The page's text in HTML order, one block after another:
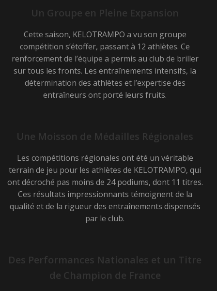
Un Groupe en Pleine Expansion
Cette saison, KELOTRAMPO a vu son groupe
compétition s’étoffer, passant à 12 athlètes. Ce
renforcement de l’équipe a permis au club de briller
sur tous les fronts. Les entraînements intensifs, la
détermination des athlètes et l’expertise des
entraîneurs ont porté leurs fruits.
Une Moisson de Médailles Régionales
Les compétitions régionales ont été un véritable
terrain de jeu pour les athlètes de KELOTRAMPO, qui
ont décroché pas moins de 24 podiums, dont 11 titres.
Ces résultats impressionnants témoignent de la
qualité et de la rigueur des entraînements dispensés
par le club.
Des Performances Nationales et un Titre
de Champion de France